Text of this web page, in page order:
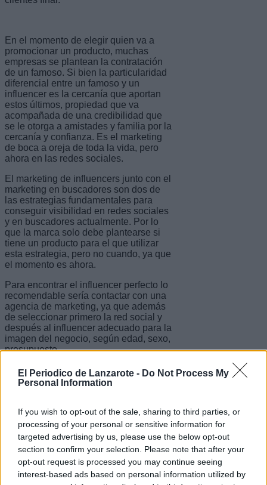
El Periodico de Lanzarote - Do Not Process My
Personal Information
If you wish to opt-out of the sale, sharing to third parties, or
processing of your personal or sensitive information for
targeted advertising by us, please use the below opt-out
section to confirm your selection. Please note that after your
opt-out request is processed you may continue seeing
interest-based ads based on personal information utilized by
En el momento de elegir quien va a
promocionar un producto, muchas
empresas se plantean la contratación
de un famoso. Si bien la particularidad
diferencial entre un famoso y un
influencer es la cercanía que aportan
estos últimos, propiedad que va
acompañada de una credibilidad que
se le otorga a amistades y familia por la
cercanía y confianza. Es el marketing
de boca a oreja de toda la vida, pero
ahora en las redes sociales.
El marketing de influencers junto con el
marketing en buscadores son dos de
las estrategias fundamentales para
conseguir visibilidad en redes sociales
y en buscadores actualmente. Por lo
que la marca solo debe plantearse si
tiene un producto para el que utilizar
esta estrategia, pero no cuando, ya que
el momento es ahora.
Para encontrar el influencer perfecto lo
recomendable sería contactar con una
agencia de marketing, ya que además
de seleccionar primero la red social y
después al influencer adecuado para la
imagen del negocio, según edad, sexo,
presupuesto…
En definitiva, los seres humanos
somos influenciables. Estas opiniones
nos influya confianza, bien sea un
amigo o un influencer, lo que para las
empresas supone una gran
oportunidad de marketing.
Sobre APD